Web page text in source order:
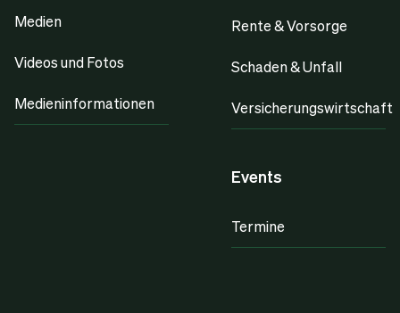
Medien
Videos und Fotos
Medieninformationen
Rente & Vorsorge
Schaden & Unfall
Versicherungswirtschaft
Events
Termine